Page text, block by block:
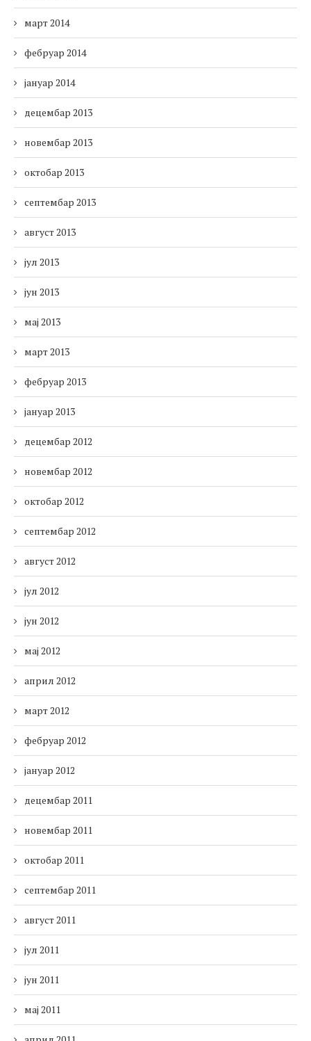
март 2014
фебруар 2014
јануар 2014
децембар 2013
новембар 2013
октобар 2013
септембар 2013
август 2013
јул 2013
јун 2013
мај 2013
март 2013
фебруар 2013
јануар 2013
децембар 2012
новембар 2012
октобар 2012
септембар 2012
август 2012
јул 2012
јун 2012
мај 2012
април 2012
март 2012
фебруар 2012
јануар 2012
децембар 2011
новембар 2011
октобар 2011
септембар 2011
август 2011
јул 2011
јун 2011
мај 2011